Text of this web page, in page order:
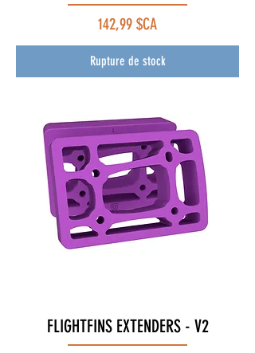
Prix
142,99 $CA
Rupture de stock
FLIGHTFINS EXTENDERS - V2